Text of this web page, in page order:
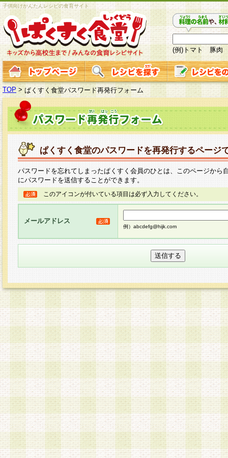
子供向けかんたんレシピの食育サイト
(例)トマト 豚肉
TOP > ぱくすく食堂パスワード再発行フォーム
ぱくすく食堂のパスワードを再発行するページ
パスワードを忘れてしまったぱくすく会員のひとは、このページから
にパスワードを送信することができます。
このアイコンが付いている項目は必ず入力してください。
メールアドレス
例）abcdefg@hijk.com